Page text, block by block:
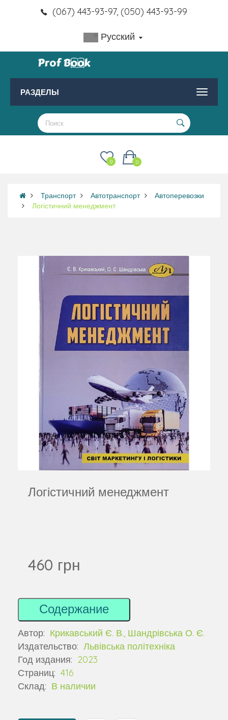
(067) 443-93-97, (050) 443-93-99
Русский
РАЗДЕЛЫ
0
0
Транспорт Автотранспорт
Автоперевозки
Логістичний менеджмент
Логістичний менеджмент
460 грн
Содержание
Автор: Крикавський Є. В., Шандрівська О. Є.
Издательство: Львівська політехніка
Год издания: 2023
Страниц: 416
Склад: В наличии